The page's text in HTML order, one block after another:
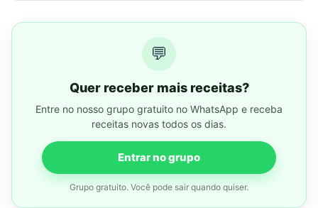
💬
Quer receber mais receitas?
Entre no nosso grupo gratuito no WhatsApp e receba
receitas novas todos os dias.
Entrar no grupo
Grupo gratuito. Você pode sair quando quiser.